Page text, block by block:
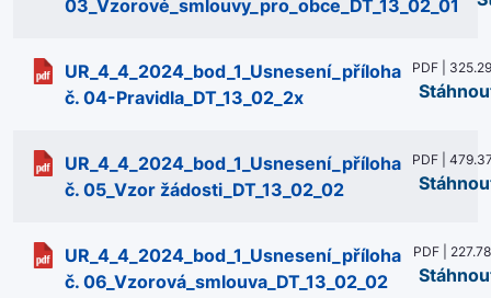
03_Vzorové_smlouvy_pro_obce_DT_13_02_01
UR_4_4_2024_bod_1_Usnesení_příloha
č. 04-Pravidla_DT_13_02_2x
PDF |
UR_4_4_2024_bod_1_Usnesení_příloha
č. 05_Vzor žádosti_DT_13_02_02
PDF |
UR_4_4_2024_bod_1_Usnesení_příloha
č. 06_Vzorová_smlouva_DT_13_02_02
PDF |